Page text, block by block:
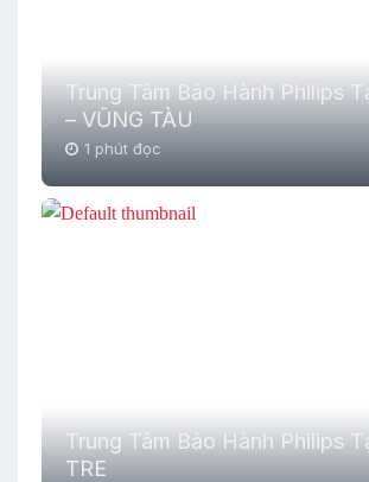
Trung Tâm Bảo Hành Philips
– VŨNG TÀU
1 phút đọc
Trung Tâm Bảo Hành Philips
TRE